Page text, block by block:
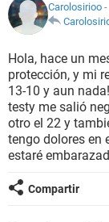
NUTRICIÓN
BIENESTAR
SEXUALIDAD
GLOSARIO
Carolosirioo
Hola, hace un
protección, y mi
13-10 y aun
testy me salió
otro el 22 y
tengo dolores en
estaré
Compartir